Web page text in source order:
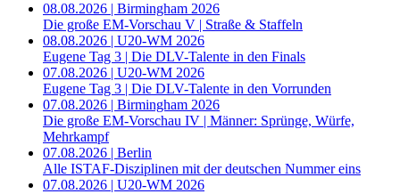
08.08.2026 | Birmingham 2026
Die große EM-Vorschau V | Straße & Staffeln
08.08.2026 | U20-WM 2026
Eugene Tag 3 | Die DLV-Talente in den Finals
07.08.2026 | U20-WM 2026
Eugene Tag 3 | Die DLV-Talente in den Vorrunden
07.08.2026 | Birmingham 2026
Die große EM-Vorschau IV | Männer: Sprünge, Würfe,
Mehrkampf
07.08.2026 | Berlin
Alle ISTAF-Disziplinen mit der deutschen Nummer eins
07.08.2026 | U20-WM 2026